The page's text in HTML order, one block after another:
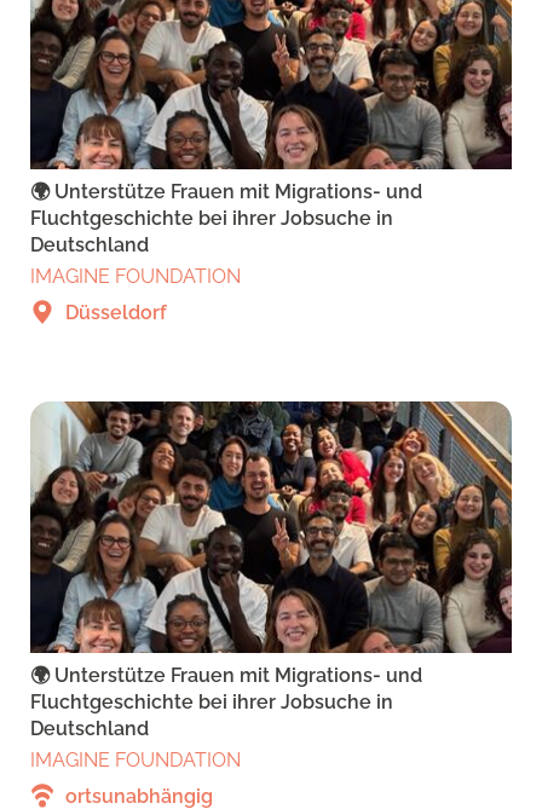
🌍 Unterstütze Frauen mit Migrations- und
Fluchtgeschichte bei ihrer Jobsuche in
Deutschland
IMAGINE FOUNDATION
Düsseldorf
🌍 Unterstütze Frauen mit Migrations- und
Fluchtgeschichte bei ihrer Jobsuche in
Deutschland
IMAGINE FOUNDATION
ortsunabhängig